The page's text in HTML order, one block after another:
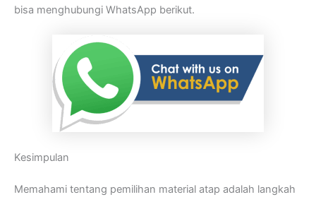
bisa menghubungi WhatsApp berikut.
Kesimpulan
Memahami tentang pemilihan material atap adalah langkah